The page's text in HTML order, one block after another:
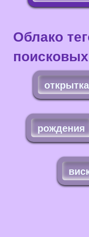
Облако
открытка
рождения